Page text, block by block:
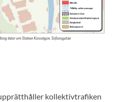
kollektivtrafiken